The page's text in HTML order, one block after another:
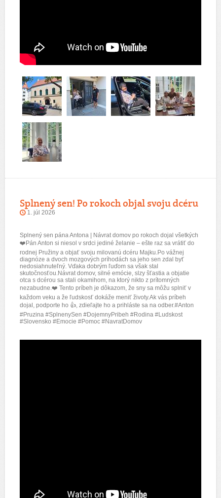
Splnený sen! Po rokoch objal svoju dcéru
1. júl 2026
Splnený sen pána Antona | Návrat domov po rokoch dojal všetkých
❤️Pán Anton si niesol v srdci jediné želanie – ešte raz sa vrátiť do
rodnej Pružiny a objať svoju milovanú dcéru Majku.Po vážnej
diagnóze a dvoch mozgových príhodách sa jeho sen zdal byť
nedosiahnuteľný. Vďaka dobrým ľuďom sa však stal
skutočnosťou.Návrat domov, silné emócie, slzy šťastia a objatie
otca s dcérou sa stali okamihom, na ktorý nikto z prítomných
nezabudne.❤️ Tento príbeh je dôkazom, že sny sa môžu splniť v
každom veku a že ľudskosť dokáže meniť životy.Ak vás príbeh
dojal, podporte ho 👍, zdieľajte ho a prihláste sa na odber.#Anton
#Pruzina #SplnenySen #DojemnyPribeh #Rodina #Ludskost
#Slovensko #Emocie #Pomoc #NavratDomov